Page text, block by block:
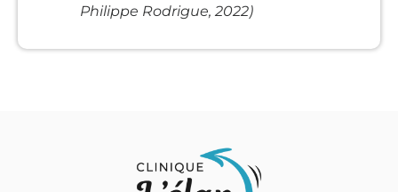
Philippe Rodrigue, 2022)